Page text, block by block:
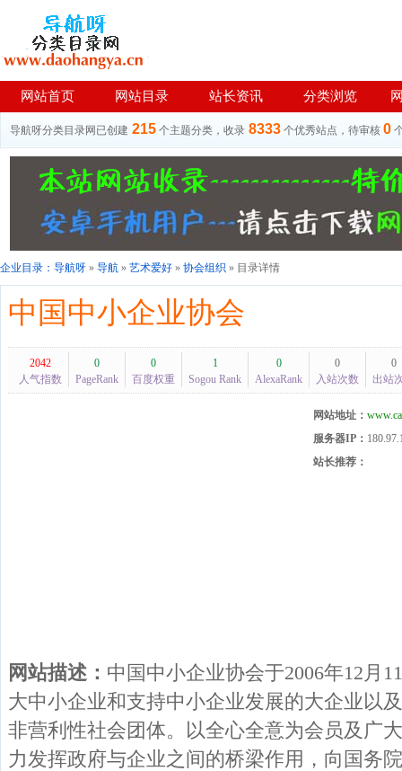
网站首页 网站目录 站长资讯 分类浏览
导航呀分类目录网已创建 215 个主题分类，收录 8333 个优秀站点，待审核 0
企业目录： 导航呀 » 导航 » 艺术爱好 » 协会组织 » 目录详情
中国中小企业协会
2042
人气指数
0
PageRank
0
百度权重
1
Sogou Rank
0
AlexaRank
0
入站次数
0
出站
网站地址：
服务器IP：
站长推荐：
网站描述： 中国中小企业协会于2006年12月
大中小企业和支持中小企业发展的大企业以
非营利性社会团体。以全心全意为会员及广
力发挥政府与企业之间的桥梁作用，向国务